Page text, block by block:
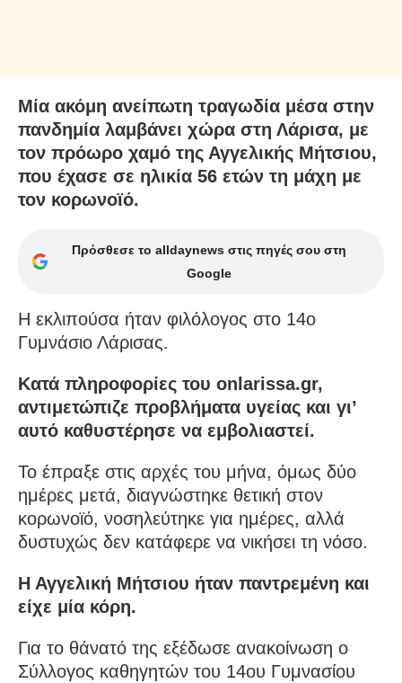
Μία ακόμη ανείπωτη τραγωδία μέσα στην
πανδημία λαμβάνει χώρα στη Λάρισα, με
τον πρόωρο χαμό της Αγγελικής Μήτσιου,
που έχασε σε ηλικία 56 ετών τη μάχη με
τον κορωνοϊό.
Πρόσθεσε το alldaynews στις πηγές σου στη
Google
Η εκλιπούσα ήταν φιλόλογος στο 14ο
Γυμνάσιο Λάρισας.
Κατά πληροφορίες του onlarissa.gr,
αντιμετώπιζε προβλήματα υγείας και γι’
αυτό καθυστέρησε να εμβολιαστεί.
Το έπραξε στις αρχές του μήνα, όμως δύο
ημέρες μετά, διαγνώστηκε θετική στον
κορωνοϊό, νοσηλεύτηκε για ημέρες, αλλά
δυστυχώς δεν κατάφερε να νικήσει τη νόσο.
Η Αγγελική Μήτσιου ήταν παντρεμένη και
είχε μία κόρη.
Για το θάνατό της εξέδωσε ανακοίνωση ο
Σύλλογος καθηγητών του 14ου Γυμνασίου